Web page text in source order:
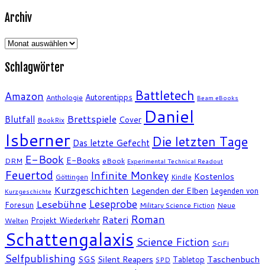
Archiv
Archiv
Schlagwörter
Amazon Anthologie Autorentipps Battletech Beam eBooks
Blutfall BookRix Brettspiele Cover Daniel
Isberner Das letzte Gefecht Die letzten Tage
DRM E-Book E-Books eBook Experimental Technical Readout
Feuertod Göttingen Infinite Monkey Kindle Kostenlos
Kurzgeschichte Kurzgeschichten Legenden der Elben Legenden von
Foresun Lesebühne Leseprobe Military Science Fiction Neue
Welten Projekt Wiederkehr Rateri Roman
Schattengalaxis Science Fiction SciFi
Selfpublishing SGS Silent Reapers SPD Tabletop Taschenbuch